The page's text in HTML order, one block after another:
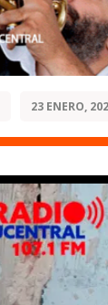
23 ENERO,